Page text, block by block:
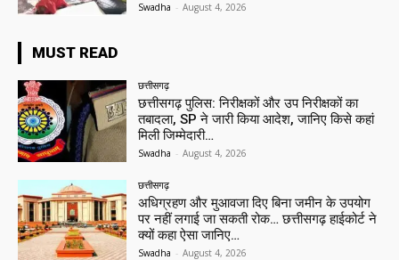
Swadha - August 4, 2026
MUST READ
छत्तीसगढ़
छत्तीसगढ़ पुलिस: निरीक्षकों और उप निरीक्षकों का
तबादला, SP ने जारी किया आदेश, जानिए किसे कहां
मिली जिम्मेदारी…
Swadha - August 4, 2026
छत्तीसगढ़
अधिग्रहण और मुआवजा दिए बिना जमीन के उपयोग
पर नहीं लगाई जा सकती रोक… छत्तीसगढ़ हाईकोर्ट ने
क्यों कहा ऐसा जानिए…
Swadha - August 4, 2026